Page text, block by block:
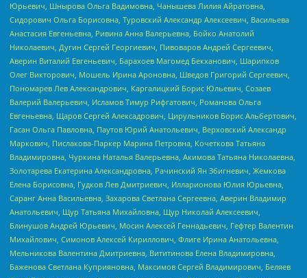
Юрьевич, Шнырова Ольга Вадимовна, Чанышева Лилия Айратовна,
Сидорович Ольга Борисовна, Туровский Александр Алексеевич, Васильева
Анастасия Евгеньевна, Ривина Анна Валерьевна, Бойко Анатолий
Николаевич, Дугин Сергей Георгиевич, Пивоваров Андрей Сергеевич,
Аверин Виталий Евгеньевич, Барахоев Магомед Бекханович, Шарипков
Олег Викторович, Мошель Ирина Ароновна, Шведов Григорий Сергеевич,
Пономарев Лев Александрович, Каргалицкий Борис Юльевич, Созаев
Валерий Валерьевич, Исламов Тимур Рифгатович, Романова Ольга
Евгеньевна, Щаров Сергей Алексадрович, Цирульников Борис Альбертович,
Гасан Ольга Павловна, Паутов Юрий Анатольевич, Верховский Александр
Маркович, Пислакова-Паркер Марина Петровна, Кочеткова Татьяна
Владимировна, Чуркина Наталья Валерьевна, Акимова Татьяна Николаевна,
Золотарева Екатерина Александровна, Рачинский Ян Збигневич, Жемкова
Елена Борисовна, Гудков Лев Дмитриевич, Илларионова Юлия Юрьевна,
Саранг Анна Васильевна, Захарова Светлана Сергеевна, Аверин Владимир
Анатольевич, Щур Татьяна Михайловна, Щур Николай Алексеевич,
Блинушов Андрей Юрьевич, Мосин Алексей Геннадьевич, Гефтер Валентин
Михайлович, Симонов Алексей Кириллович, Флиге Ирина Анатольевна,
Мельникова Валентина Дмитриевна, Вититинова Елена Владимировна,
Баженова Светлана Куприяновна, Максимов Сергей Владимирович, Беляев